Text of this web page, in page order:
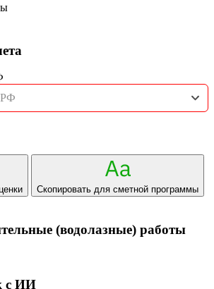
РФ
Скопировать для сметной программы
(водолазные) работы
с ИИ